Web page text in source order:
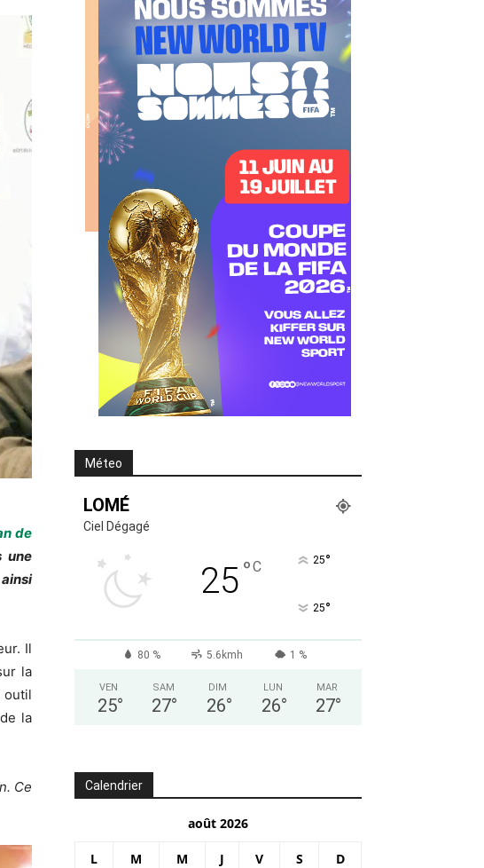
de
une
Il
la
outil
la
Ce
Méteo
LOMÉ
Ciel Dégagé
25°C 25°
25°
80 % 5.6kmh 1 %
VEN
25°
SAM
27°
DIM
26°
LUN
26°
MAR
27°
Calendrier
août 2026
L M M J V S D